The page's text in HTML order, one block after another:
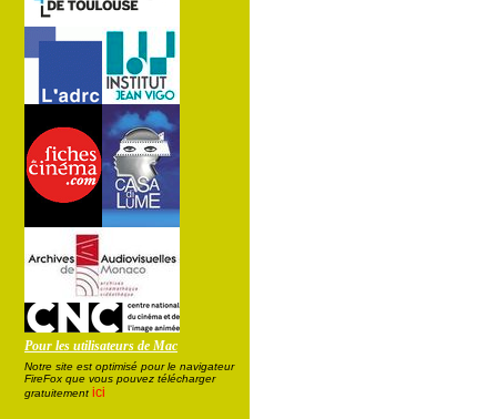
Pour les utilisateurs de Mac
Notre site est optimisé pour le navigateur
FireFox que vous pouvez télécharger
gratuitement ici